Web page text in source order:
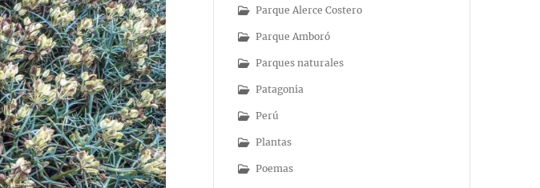
Parque Alerce Costero
Parque Amboró
Parques naturales
Patagonia
Perú
Plantas
Poemas